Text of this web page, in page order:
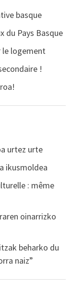
basque
du Pays Basque
le logement
!
urtez urte
ikusmoldea
: même
oinarrizko
beharko du
naiz”